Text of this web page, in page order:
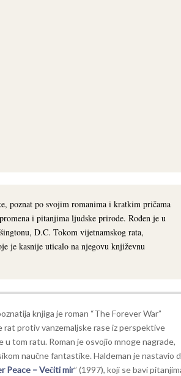
poznat po svojim romanima i kratkim pričama
i pitanjima ljudske prirode. Rođen je u
D.C. Tokom vijetnamskog rata,
je kasnije uticalo na njegovu književnu
knjiga je roman “The Forever War”
rat protiv vanzemaljske rase iz perspektive
u tom ratu. Roman je osvojio mnoge nagrade,
naučne fantastike. Haldeman je nastavio
Peace – Večiti mir” (1997), koji se bavi